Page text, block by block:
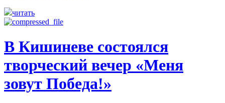
читать
В Кишиневе состоялся
творческий вечер «Меня
зовут Победа!»